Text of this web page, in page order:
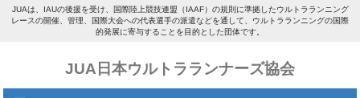
JUAは、IAUの後援を受け、国際陸上競技連盟（IAAF）の規則に準拠したウルトラランニング
レースの開催、管理、国際大会への代表選手の派遣などを通して、ウルトラランニングの国際
的発展に寄与することを目的とした団体です。
JUA日本ウルトラランナーズ協会